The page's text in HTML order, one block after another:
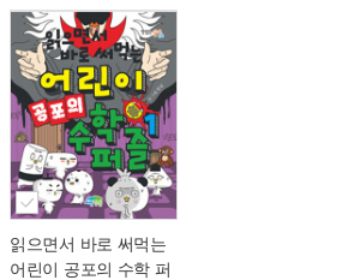
읽으면서 바로 써먹는
어린이 공포의 수학 퍼